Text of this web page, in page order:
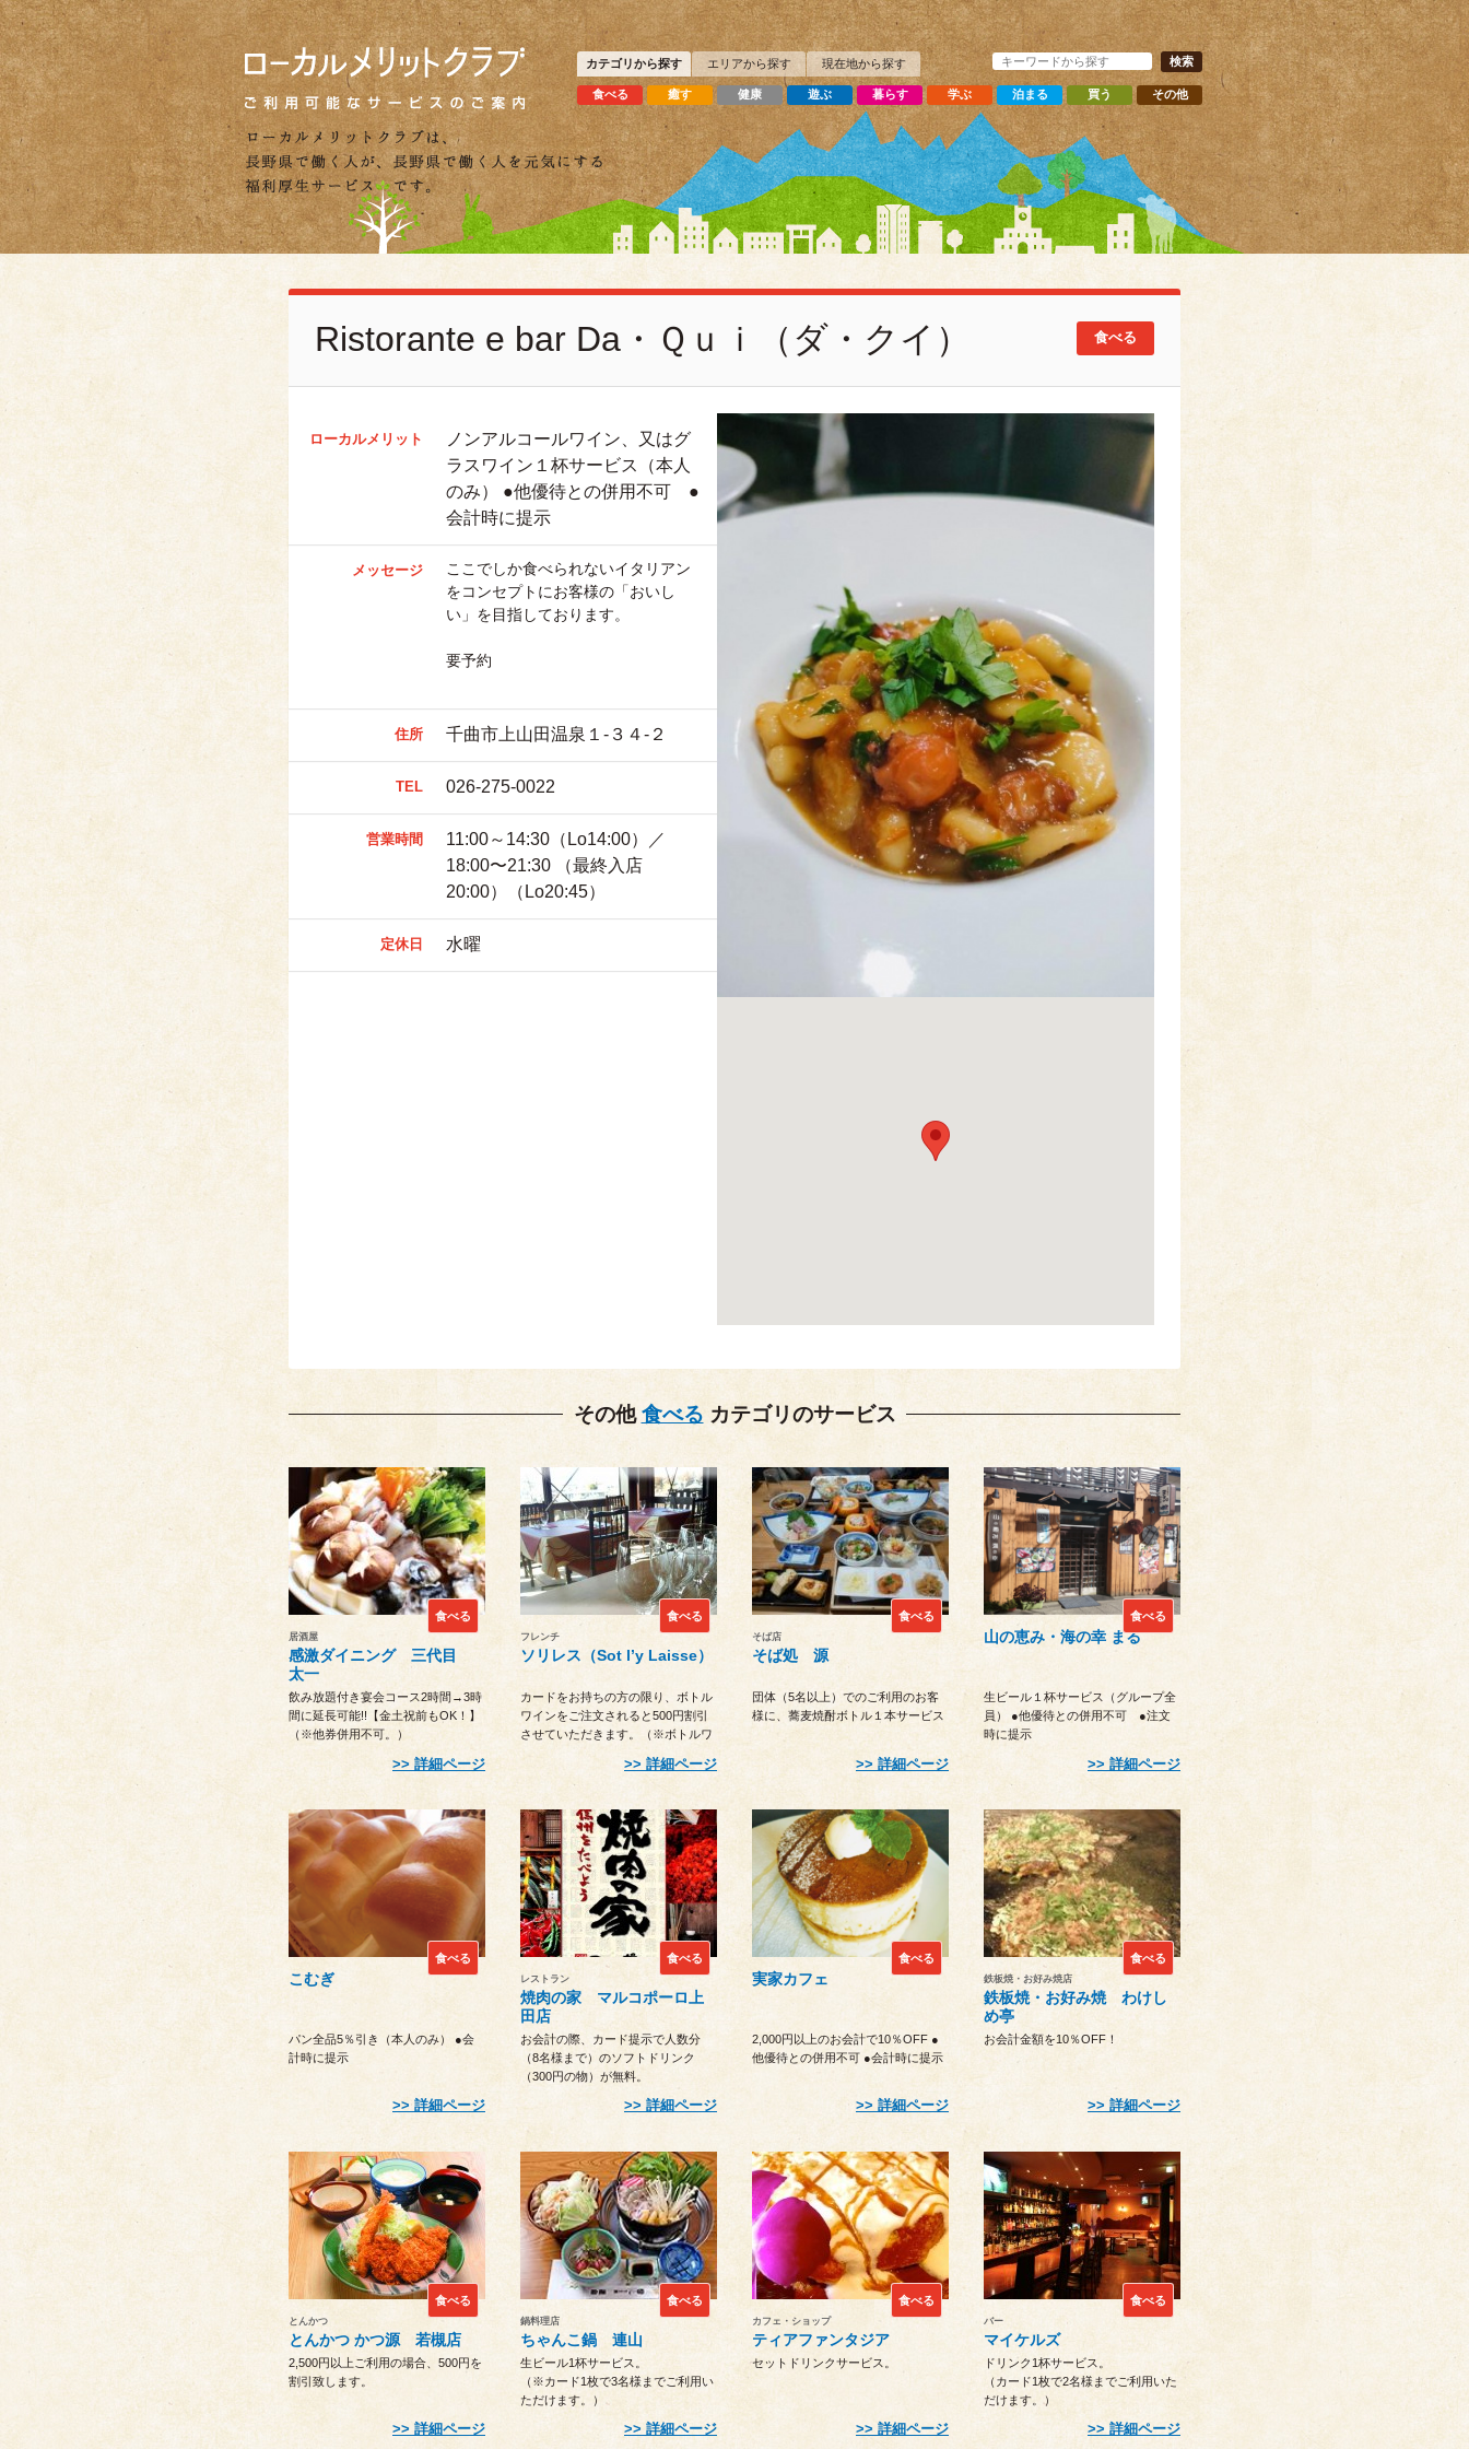
カテゴリから探す エリアから探す 現在地から探す
食べる 癒す 健康 遊ぶ 暮らす 学ぶ 泊まる 買う その他
Ristorante e bar Da・Ｑｕｉ（ダ・クイ） 食べる
ローカルメリット
ノンアルコールワイン、又はグ
ラスワイン１杯サービス（本人
のみ） ●他優待との併用不可 ●
会計時に提示
メッセージ
ここでしか食べられないイタリアン
をコンセプトにお客様の「おいし
い」を目指しております。
要予約
住所 千曲市上山田温泉１-３４-２
TEL 026-275-0022
営業時間
11:00～14:30（Lo14:00）／
18:00〜21:30 （最終入店
20:00）（Lo20:45）
定休日 水曜
その他食べる カテゴリのサービス
居酒屋
感激ダイニング 三代目
太一
食べる
飲み放題付き宴会コース2時間→3時
間に延長可能!!【金土祝前もOK！】
（※他券併用不可。）
詳細ページ
フレンチ
ソリレス（Sot l’y Laisse）
食べる
カードをお持ちの方の限り、ボトル
ワインをご注文されると500円割引
させていただきます。（※ボトルワ
詳細ページ
そば店
そば処 源
食べる
団体（5名以上）でのご利用のお客
様に、蕎麦焼酎ボトル１本サービス
詳細ページ
山の恵み・海の幸 まる
食べる
生ビール１杯サービス（グループ全
員） ●他優待との併用不可 ●注文
時に提示
詳細ページ
こむぎ
食べる
パン全品5％引き（本人のみ） ●会
計時に提示
詳細ページ
レストラン
焼肉の家 マルコポーロ上
田店
食べる
お会計の際、カード提示で人数分
（8名様まで）のソフトドリンク
（300円の物）が無料。
詳細ページ
実家カフェ
食べる
2,000円以上のお会計で10％OFF ●
他優待との併用不可 ●会計時に提示
詳細ページ
鉄板焼・お好み焼店
鉄板焼・お好み焼 わけし
め亭
食べる
お会計金額を10％OFF！
詳細ページ
とんかつ
とんかつ かつ源 若槻店
食べる
2,500円以上ご利用の場合、500円を
割引致します。
詳細ページ
鍋料理店
ちゃんこ鍋 連山
食べる
生ビール1杯サービス。
（※カード1枚で3名様までご利用い
ただけます。）
詳細ページ
カフェ・ショップ
ティアファンタジア
食べる
セットドリンクサービス。
詳細ページ
バー
マイケルズ
食べる
ドリンク1杯サービス。
（カード1枚で2名様までご利用いた
だけます。）
詳細ページ